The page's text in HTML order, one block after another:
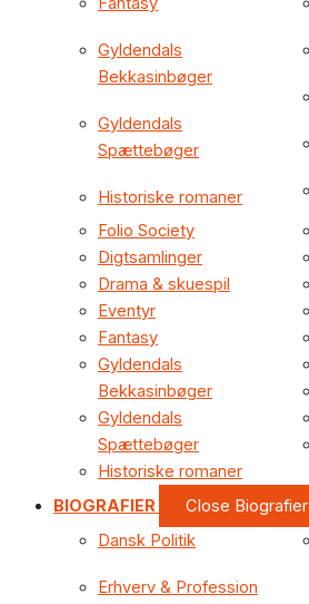
Gyldendals
Bekkasinbøger
Gyldendals
Spættebøger
Historiske romaner
Folio Society
Digtsamlinger
Drama & skuespil
Eventyr
Fantasy
Gyldendals
Bekkasinbøger
Gyldendals
Spættebøger
Historiske romaner
BIOGRAFIER Close Biografier
Dansk Politik
Erhverv & Profession